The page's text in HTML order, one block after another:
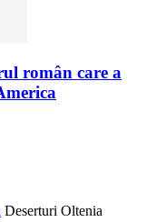
român care a
Deserturi Oltenia